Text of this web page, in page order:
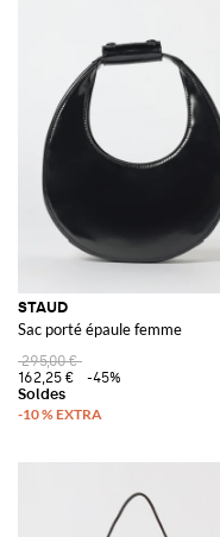
STAUD
Sac porté épaule femme
295,00 €
162,25 €
-45%